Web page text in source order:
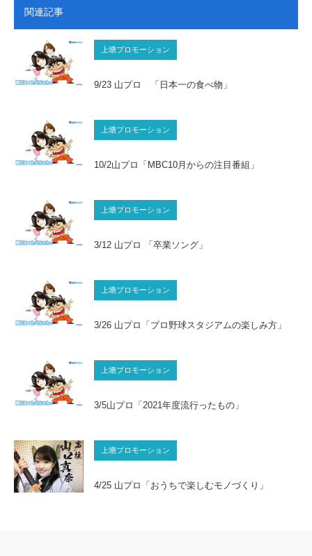
関連記事
上塘プロモーション
9/23 山プロ 「日本一の食べ物」
上塘プロモーション
10/2山プロ「MBC10月からの注目番組」
上塘プロモーション
3/12 山プロ 「卒業ソング」
上塘プロモーション
3/26 山プロ「プロ野球スタジアムの楽しみ方」
上塘プロモーション
3/5山プロ「2021年度流行ったもの」
上塘プロモーション
4/25 山プロ「おうちで楽しむモノづくり」